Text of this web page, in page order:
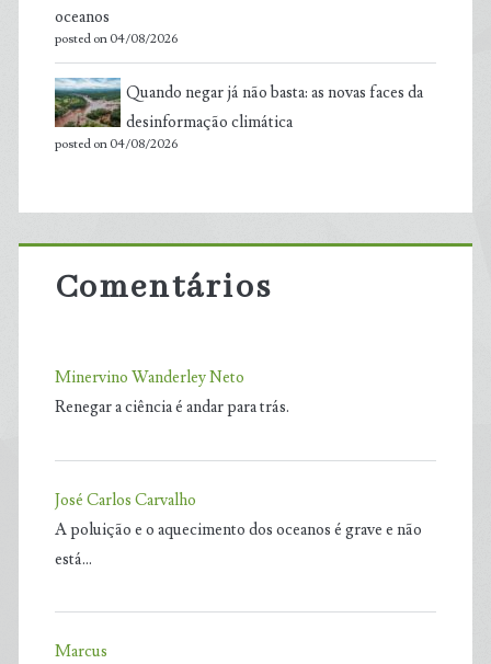
oceanos
posted on 04/08/2026
Quando negar já não basta: as novas faces da
desinformação climática
posted on 04/08/2026
Comentários
Minervino Wanderley Neto
Renegar a ciência é andar para trás.
José Carlos Carvalho
A poluição e o aquecimento dos oceanos é grave e não
está…
Marcus